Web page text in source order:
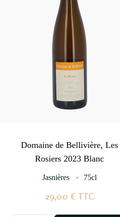
Domaine de Bellivière, Les
Rosiers 2023 Blanc
Jasnières 75cl
29,00 € TTC